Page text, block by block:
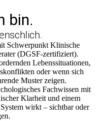
bin.
Schwerpunkt Klinische
(DGSF-zertifiziert).
Lebenssituationen,
oder wenn sich
Muster zeigen.
Fachwissen mit
Klarheit und einem
wirkt – sichtbar oder